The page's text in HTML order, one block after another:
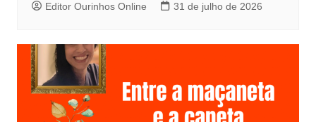
Editor Ourinhos Online 31 de julho de 2026